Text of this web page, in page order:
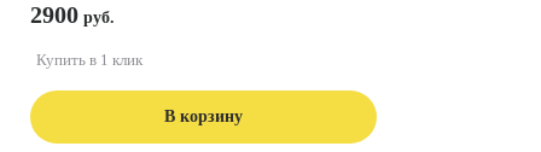
2900
В корзину
Купить в 1 клик